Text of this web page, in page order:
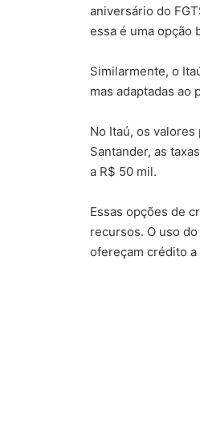
aniversário do
essa é uma opção
Similarmente, o
mas adaptadas ao
No Itaú, os
Santander, as
a R$ 50 mil.
Essas opções de
recursos. O uso do
ofereçam crédito